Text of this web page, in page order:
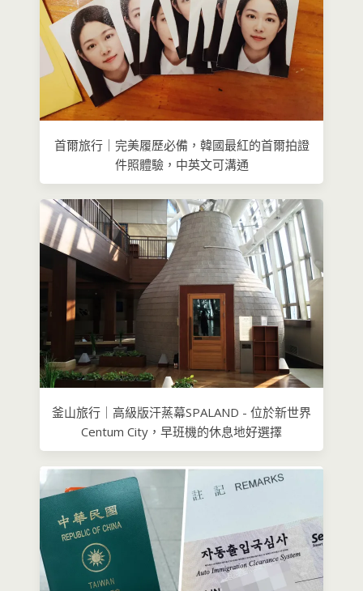
首爾旅行｜完美履歷必備，韓國最紅的首爾拍證
件照體驗，中英文可溝通
釜山旅行｜高級版汗蒸幕SPALAND - 位於新世界
Centum City，早班機的休息地好選擇